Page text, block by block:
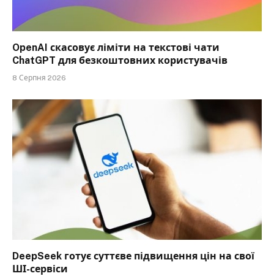
OpenAI скасовує ліміти на текстові чати
ChatGPT для безкоштовних користувачів
8 Серпня 2026
DeepSeek готує суттєве підвищення цін на свої
ШІ-сервіси